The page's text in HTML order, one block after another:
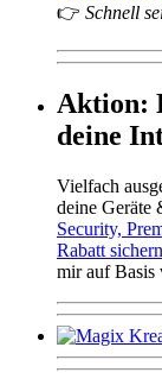
👉 Schnell
Aktion:
deine
Vielfach
deine Geräte
Security,
Rabatt sichern
mir auf Basis